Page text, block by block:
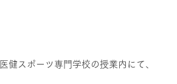
健スポーツ専門学校の授業内にて、